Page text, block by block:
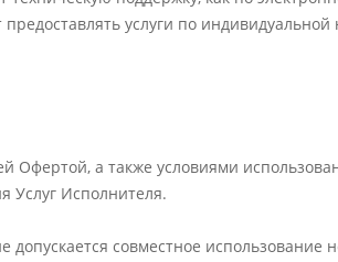
услуги по
Офертой, а также условиями
Услуг Исполнителя.
совместное